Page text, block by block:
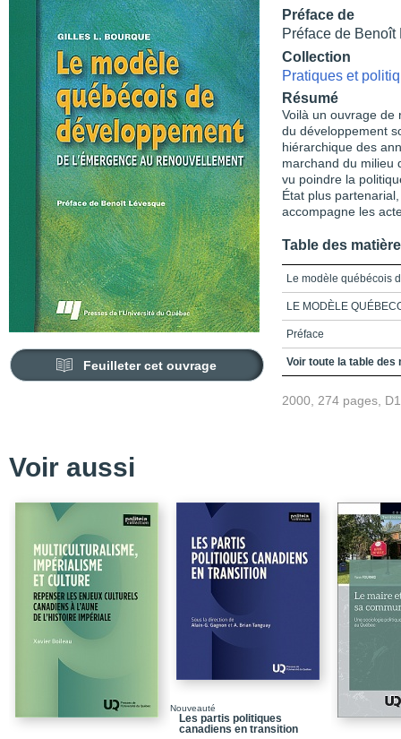
Feuilleter cet ouvrage
Préface de
Préface de Benoît
Collection
Pratiques et
Résumé
Voilà un ouvrage de
du développement
hiérarchique des
marchand du milieu
vu poindre la
État plus
accompagne les
Table des
Le modèle québécois
LE MODÈLE
Préface
Remerciements
Chapitre 3_Le premier
modèle québécois,
Chapitre 4_Le
seconde manière,
Postface_Quel avenir
Bibliographie
Table des matières
Voir toute la table des
2000, 274 pages,
Voir aussi
Nouveauté
Les partis politiques
canadiens en transition